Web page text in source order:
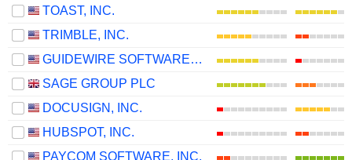
TOAST, INC.
TRIMBLE, INC.
GUIDEWIRE SOFTWARE, INC.
SAGE GROUP PLC
DOCUSIGN, INC.
HUBSPOT, INC.
PAYCOM SOFTWARE, INC.